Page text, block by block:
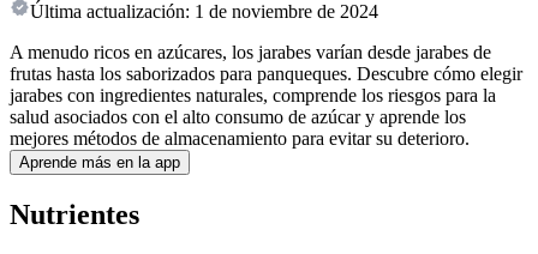
Última actualización: 1 de noviembre de 2024
A menudo ricos en azúcares, los jarabes varían desde jarabes de
frutas hasta los saborizados para panqueques. Descubre cómo elegir
jarabes con ingredientes naturales, comprende los riesgos para la
salud asociados con el alto consumo de azúcar y aprende los
mejores métodos de almacenamiento para evitar su deterioro.
Aprende más en la app
Nutrientes